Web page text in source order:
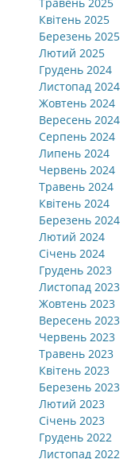
Квітень 2025
Березень 2025
Лютий 2025
Грудень 2024
Листопад 2024
Жовтень 2024
Вересень 2024
Серпень 2024
Липень 2024
Червень 2024
Травень 2024
Квітень 2024
Березень 2024
Лютий 2024
Січень 2024
Грудень 2023
Листопад 2023
Жовтень 2023
Вересень 2023
Червень 2023
Травень 2023
Квітень 2023
Березень 2023
Лютий 2023
Січень 2023
Грудень 2022
Листопад 2022